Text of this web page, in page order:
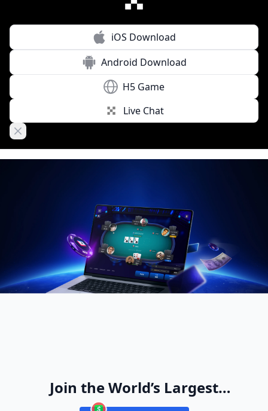
iOS Download
Android Download
H5 Game
Live Chat
Close banner
Join the World’s Largest
Recreational Pool of Cash Game